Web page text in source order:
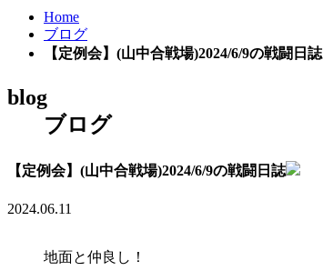
Home
ブログ
【定例会】(山中合戦場)2024/6/9の戦闘日誌
blog
ブログ
【定例会】(山中合戦場)2024/6/9の戦闘日誌
2024.06.11
地面と仲良し！